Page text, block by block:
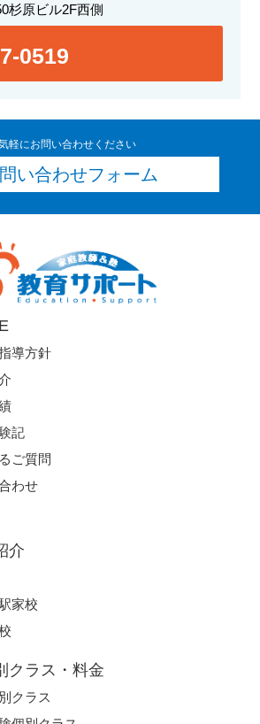
杉原ビル2F西側
0519
軽にお問い合わせください
い合わせフォーム
導方針
記
ご質問
わせ
介
家校
クラス・料金
クラス